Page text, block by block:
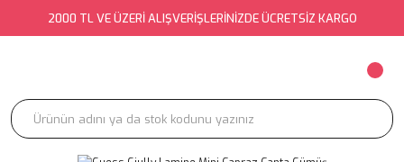
2000 TL VE ÜZERİ ALIŞVERİŞLERİNİZDE ÜCRETSİZ KARGO